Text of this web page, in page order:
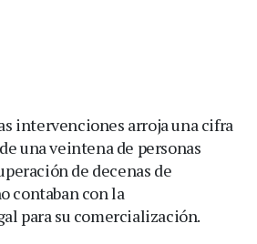
intervenciones arroja una cifra
una veintena de personas
de decenas de
contaban con la
para su comercialización.